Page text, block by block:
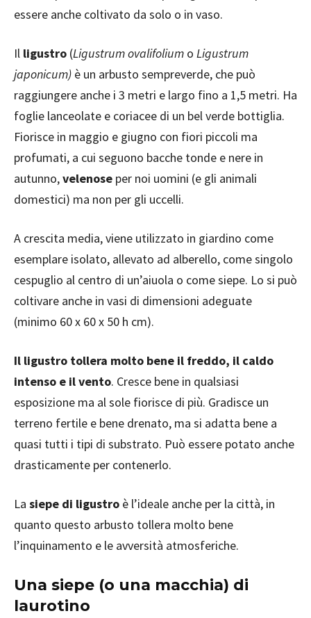
essere anche coltivato da solo o in vaso.
Il ligustro (Ligustrum ovalifolium o Ligustrum
japonicum) è un arbusto sempreverde, che può
raggiungere anche i 3 metri e largo fino a 1,5 metri. Ha
foglie lanceolate e coriacee di un bel verde bottiglia.
Fiorisce in maggio e giugno con fiori piccoli ma
profumati, a cui seguono bacche tonde e nere in
autunno,velenose per noi uomini (e gli animali
domestici) ma non per gli uccelli.
A crescita media, viene utilizzato in giardino come
esemplare isolato, allevato ad alberello, come singolo
cespuglio al centro di un’aiuola o come siepe. Lo si può
coltivare anche in vasi di dimensioni adeguate
(minimo 60 x 60 x 50 h cm).
Il ligustro tollera molto bene il freddo, il caldo
intenso e il vento. Cresce bene in qualsiasi
esposizione ma al sole fiorisce di più. Gradisce un
terreno fertile e bene drenato, ma si adatta bene a
quasi tutti i tipi di substrato. Può essere potato anche
drasticamente per contenerlo.
La siepe di ligustro è l’ideale anche per la città, in
quanto questo arbusto tollera molto bene
l’inquinamento e le avversità atmosferiche.
Una siepe (o una macchia) di
laurotino